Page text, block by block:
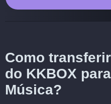
Como
do KKBOX
Música?